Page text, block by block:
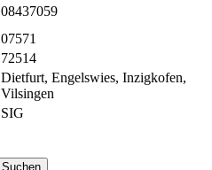
08437059
07571
72514
Dietfurt, Engelswies, Inzigkofen,
Vilsingen
SIG
Suchen